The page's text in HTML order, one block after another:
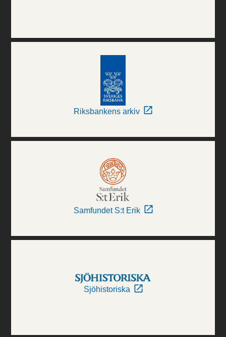
Riksbankens arkiv
Samfundet S:t Erik
Sjöhistoriska